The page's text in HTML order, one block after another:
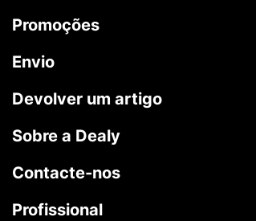
Promoções
Envio
Devolver um artigo
Sobre a Dealy
Contacte-nos
Profissional